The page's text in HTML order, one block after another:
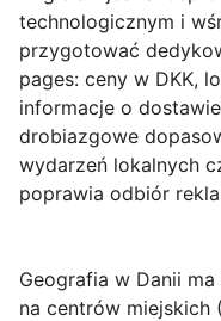
technologicznym i
przygotować
pages: ceny w DKK,
informacje o
drobiazgowe
wydarzeń lokalnych
poprawia odbiór
Geografia w Danii
na centrów miejskich